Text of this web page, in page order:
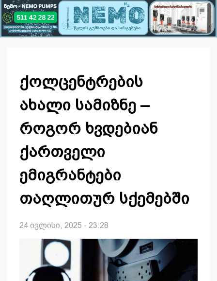
ქოლცენტრების
ახალი სამიზნე –
როგორ ხვდებიან
ქართველი
ემიგრანტები
თაღლითურ სქემებში
24 ივლისი, 2025 - 23:28